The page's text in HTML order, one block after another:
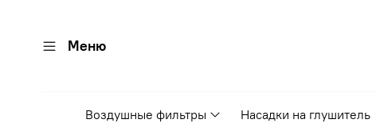
Меню
Воздушные фильтры Насадки на глушитель